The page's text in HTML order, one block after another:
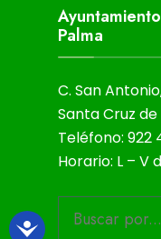
Palma
C. San
Santa Cruz
Teléfono: 922
Horario: L – V